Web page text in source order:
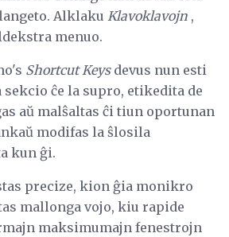
Alklaku Klavoklavojn ,
menuo.
Shortcut Keysdevus nun esti
ĉe la supro, etikedita de
aŭ malŝaltas ĉi tiun oportunan
modifas la ŝlosila
kun ĝi.
precize, kion ĝia monikro
mallonga vojo, kiu rapide
maksimumajn fenestrojn